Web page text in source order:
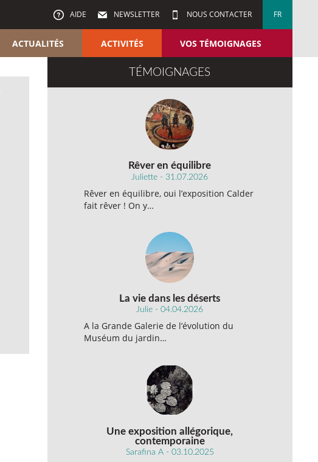
AIDE NEWSLETTER NOUS CONTACTER FR
ACTUALITÉS ACTIVITÉS VOS TÉMOIGNAGES
TÉMOIGNAGES
Rêver en équilibre
Juliette - 31.07.2026
Rêver en équilibre, oui l’exposition Calder
fait rêver ! On y…
La vie dans les déserts
Julie - 04.04.2026
A la Grande Galerie de l’évolution du
Muséum du jardin…
Une exposition allégorique,
contemporaine
Sarafina A - 03.10.2025